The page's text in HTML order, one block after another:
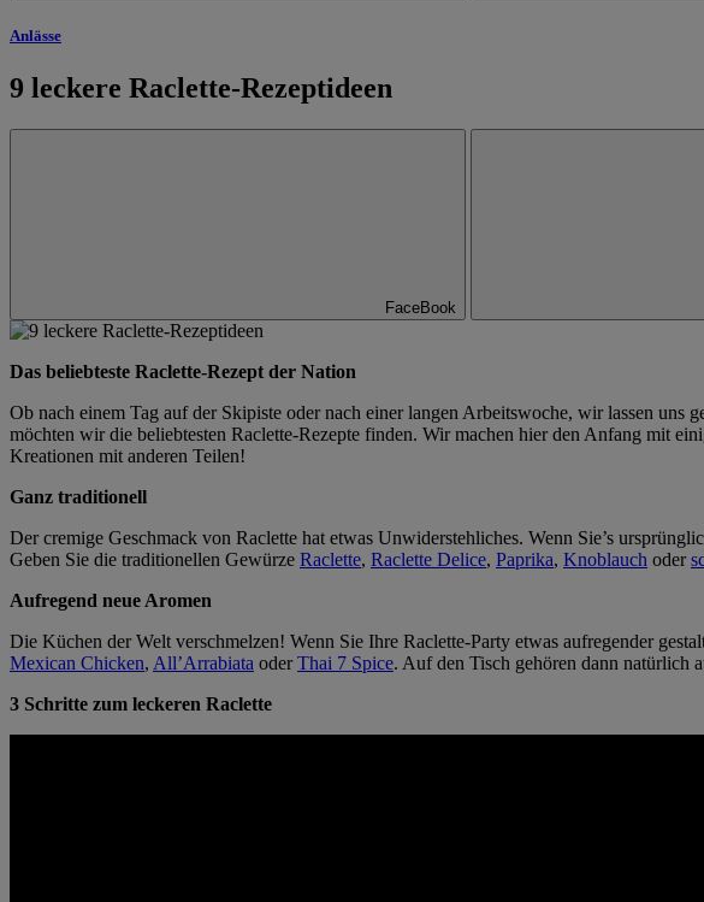
Anlässe
9 leckere Raclette-Rezeptideen
FaceBook
Das beliebteste Raclette-Rezept der Nation
Ob nach einem Tag auf der Skipiste oder nach einer langen Arbeitswoche, wir lassen uns
möchten wir die beliebtesten Raclette-Rezepte finden. Wir machen hier den Anfang mit
Kreationen mit anderen Teilen!
Ganz traditionell
Der cremige Geschmack von Raclette hat etwas Unwiderstehliches. Wenn Sie’s
Geben Sie die traditionellen Gewürze Raclette, Raclette Delice, Paprika, Knoblauch oder
Aufregend neue Aromen
Die Küchen der Welt verschmelzen! Wenn Sie Ihre Raclette-Party etwas aufregender
Mexican Chicken, All’Arrabiata oderThai 7 Spice. Auf den Tisch gehören dann natürlich
3 Schritte zum leckeren Raclette